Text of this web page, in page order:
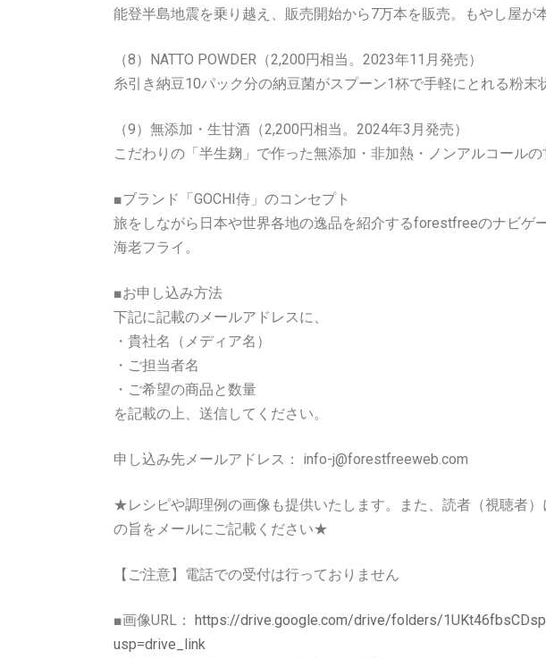
能登半島地震を乗り越え、販売開始から7万本を販売。もやし屋が
（8）NATTO POWDER（2,200円相当。2023年11月発売）
糸引き納豆10パック分の納豆菌がスプーン1杯で手軽にとれる粉末
（9）無添加・生甘酒（2,200円相当。2024年3月発売）
こだわりの「半生麹」で作った無添加・非加熱・ノンアルコールの
■ブランド「GOCHI侍」のコンセプト
旅をしながら日本や世界各地の逸品を紹介するforestfreeのナビゲ
海老フライ。
■お申し込み方法
下記に記載のメールアドレスに、
・貴社名（メディア名）
・ご担当者名
・ご希望の商品と数量
を記載の上、送信してください。
申し込み先メールアドレス： info-j@forestfreeweb.com
★レシピや調理例の画像も提供いたします。また、読者（視聴者
の旨をメールにご記載ください★
【ご注意】電話での受付は行っておりません
■画像URL： https://drive.google.com/drive/folders/
usp=drive_link